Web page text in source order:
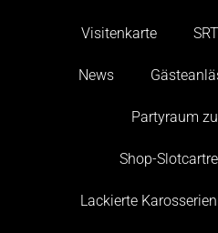
Visitenkarte
News
Partyraum
Shop-
Lackierte